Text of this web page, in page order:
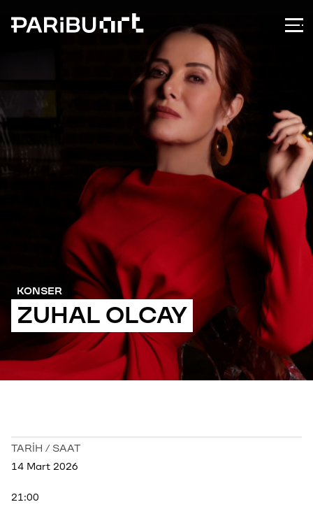
KONSER
ZUHAL OLCAY
TARİH / SAAT
14 Mart 2026
21:00